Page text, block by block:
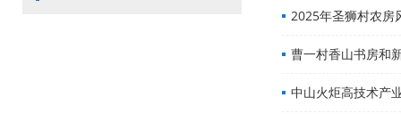
2025年圣狮村农房
曹一村香山书房和
中山火炬高技术产